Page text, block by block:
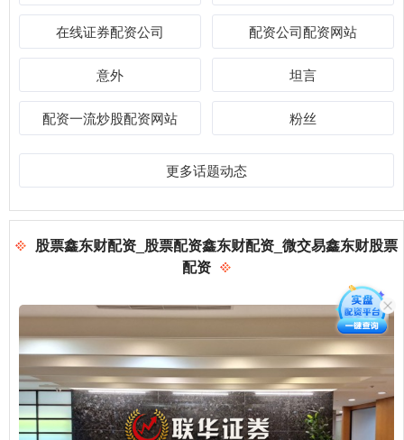
在线证券配资公司 配资公司配资网站
意外 坦言
配资一流炒股配资网站 粉丝
更多话题动态
股票鑫东财配资_股票配资鑫东财配资_微交易鑫东财股票
配资